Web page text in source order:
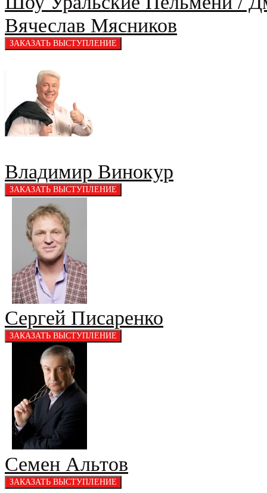
Вячеслав Мясников
Владимир Винокур
Сергей Писаренко
Семен Альтов